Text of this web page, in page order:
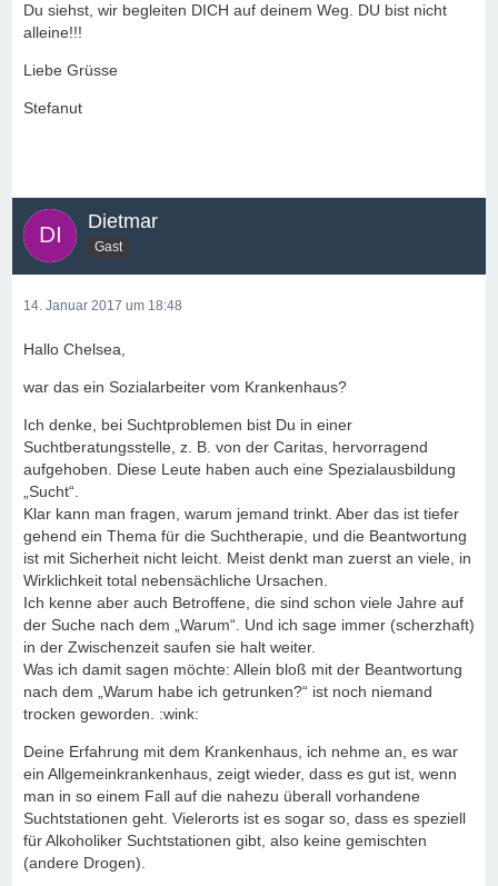
Du siehst, wir begleiten DICH auf deinem Weg. DU bist nicht
alleine!!!
Liebe Grüsse
Stefanut
Dietmar
Gast
14. Januar 2017 um 18:48
Hallo Chelsea,
war das ein Sozialarbeiter vom Krankenhaus?
Ich denke, bei Suchtproblemen bist Du in einer
Suchtberatungsstelle, z. B. von der Caritas, hervorragend
aufgehoben. Diese Leute haben auch eine Spezialausbildung
„Sucht“.
Klar kann man fragen, warum jemand trinkt. Aber das ist tiefer
gehend ein Thema für die Suchtherapie, und die Beantwortung
ist mit Sicherheit nicht leicht. Meist denkt man zuerst an viele, in
Wirklichkeit total nebensächliche Ursachen.
Ich kenne aber auch Betroffene, die sind schon viele Jahre auf
der Suche nach dem „Warum“. Und ich sage immer (scherzhaft)
in der Zwischenzeit saufen sie halt weiter.
Was ich damit sagen möchte: Allein bloß mit der Beantwortung
nach dem „Warum habe ich getrunken?“ ist noch niemand
trocken geworden. :wink:
Deine Erfahrung mit dem Krankenhaus, ich nehme an, es war
ein Allgemeinkrankenhaus, zeigt wieder, dass es gut ist, wenn
man in so einem Fall auf die nahezu überall vorhandene
Suchtstationen geht. Vielerorts ist es sogar so, dass es speziell
für Alkoholiker Suchtstationen gibt, also keine gemischten
(andere Drogen).